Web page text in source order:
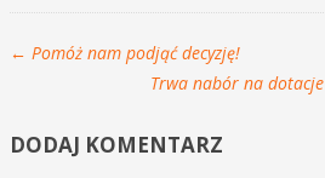
← Pomóż nam podjąć decyzję!
Trwa nabór na
DODAJ KOMENTARZ